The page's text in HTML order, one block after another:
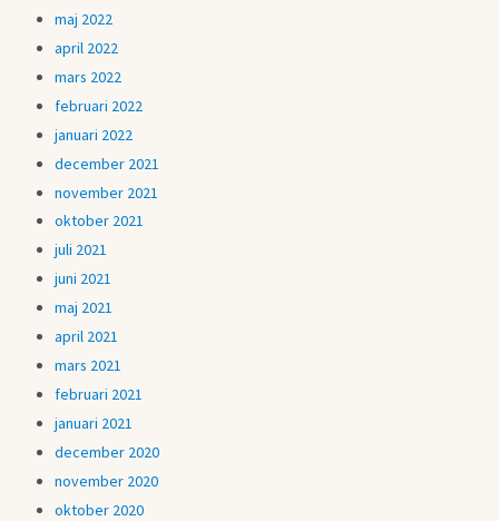
maj 2022
april 2022
mars 2022
februari 2022
januari 2022
december 2021
november 2021
oktober 2021
juli 2021
juni 2021
maj 2021
april 2021
mars 2021
februari 2021
januari 2021
december 2020
november 2020
oktober 2020